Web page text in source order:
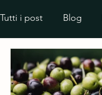
Tutti i post Blog